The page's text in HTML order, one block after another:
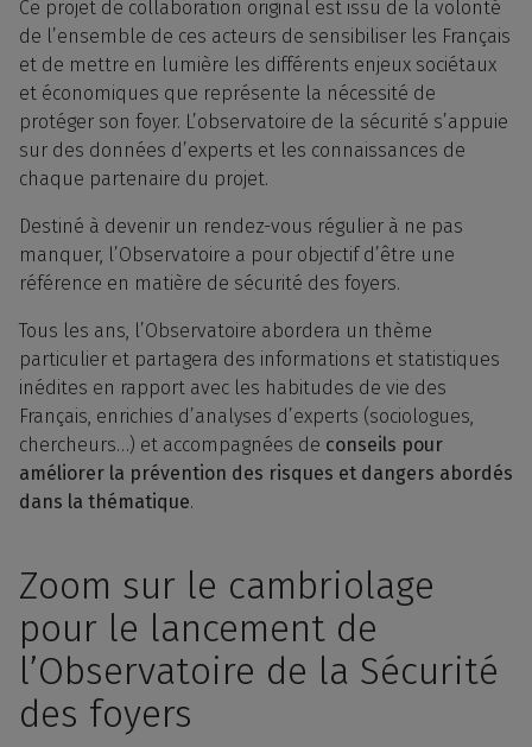
Ce projet de collaboration original est issu de la volonté
de l’ensemble de ces acteurs de sensibiliser les Français
et de mettre en lumière les différents enjeux sociétaux
et économiques que représente la nécessité de
protéger son foyer. L’observatoire de la sécurité s’appuie
sur des données d’experts et les connaissances de
chaque partenaire du projet.
Destiné à devenir un rendez-vous régulier à ne pas
manquer, l’Observatoire a pour objectif d’être une
référence en matière de sécurité des foyers.
Tous les ans, l’Observatoire abordera un thème
particulier et partagera des informations et statistiques
inédites en rapport avec les habitudes de vie des
Français, enrichies d’analyses d’experts (sociologues,
chercheurs…) et accompagnées de conseils pour
améliorer la prévention des risques et dangers abordés
dans la thématique.
Zoom sur le cambriolage
pour le lancement de
l’Observatoire de la Sécurité
des foyers